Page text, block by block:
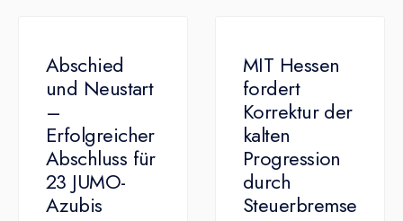
Abschied
und Neustart
–
Erfolgreicher
Abschluss für
23 JUMO-
Azubis
MIT Hessen
fordert
Korrektur der
kalten
Progression
durch
Steuerbremse